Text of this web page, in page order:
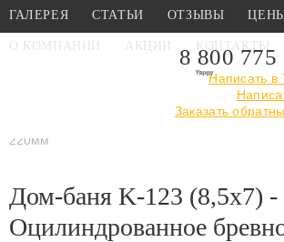
ГАЛЕРЕЯ СТАТЬИ ОТЗЫВЫ
О КОМПАНИИ АКЦИИ КОНТАКТЫ
8 800 775
Написать в
Заказать
Проекты бань › Из
220мм
Дом-баня K-123 (8,5х7) -
Оцилиндрованное